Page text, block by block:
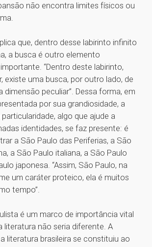
não encontra limites físicos ou
que, dentro desse labirinto infinito
a busca é outro elemento
“Dentro deste labirinto,
existe uma busca, por outro lado, de
dimensão peculiar”. Dessa forma, em
por sua grandiosidade, a
algo que ajude a
identidades, se faz presente: é
a São Paulo das Periferias, a São
a São Paulo italiana, a São Paulo
japonesa. “Assim, São Paulo, na
um caráter proteico, ela é muitos
tempo”.
é um marco de importância vital
literatura não seria diferente. A
literatura brasileira se constituiu ao